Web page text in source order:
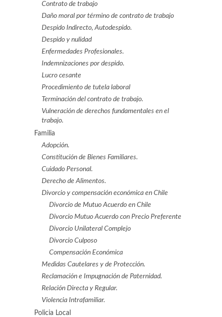
Contrato de trabajo
Daño moral por término de contrato de trabajo
Despido Indirecto, Autodespido.
Despido y nulidad
Enfermedades Profesionales.
Indemnizaciones por despido.
Lucro cesante
Procedimiento de tutela laboral
Terminación del contrato de trabajo.
Vulneración de derechos fundamentales en el
trabajo.
Familia
Adopción.
Constitución de Bienes Familiares.
Cuidado Personal.
Derecho de Alimentos.
Divorcio y compensación económica en Chile
Divorcio de Mutuo Acuerdo en Chile
Divorcio Mutuo Acuerdo con Precio Preferente
Divorcio Unilateral Complejo
Divorcio Culposo
Compensación Económica
Medidas Cautelares y de Protección.
Reclamación e Impugnación de Paternidad.
Relación Directa y Regular.
Violencia Intrafamiliar.
Policia Local